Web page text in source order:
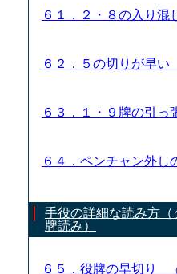
６１．２・８の入り
６２．５の切りが早い
６３．１・９牌の引
６４．ペンチャン外
手役の詳細な読み方
牌読み）
６５．役牌の早切り